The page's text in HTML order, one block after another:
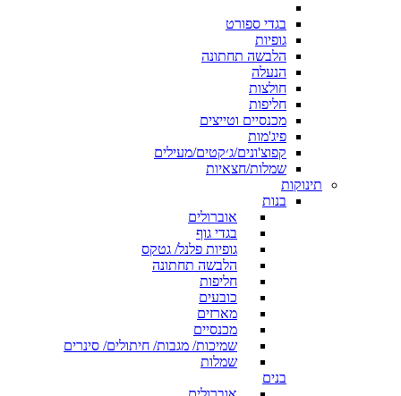
בגדי ספורט
גופיות
הלבשה תחתונה
הנעלה
חולצות
חליפות
מכנסיים וטייצים
פיג'מות
קפוצ'ונים/ג׳קטים/מעילים
שמלות/חצאיות
תינוקות
בנות
אוברולים
בגדי גוף
גופיות פלנל/ גטקס
הלבשה תחתונה
חליפות
כובעים
מארזים
מכנסיים
שמיכות/ מגבות/ חיתולים/ סינרים
שמלות
בנים